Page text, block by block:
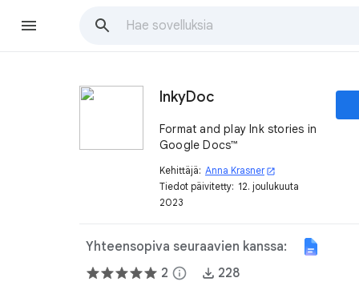
InkyDoc
Format and play Ink stories in
Google Docs™
Kehittäjä: Anna Krasner open_in_new
Tiedot päivitetty: 12. joulukuuta
2023
Yhteensopiva seuraavien kanssa:
2 info 228